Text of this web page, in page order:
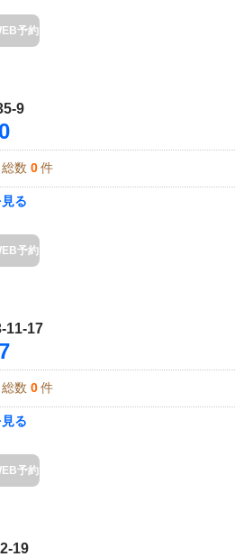
予約
9
数 0 件
る
予約
11-17
数 0 件
る
予約
19